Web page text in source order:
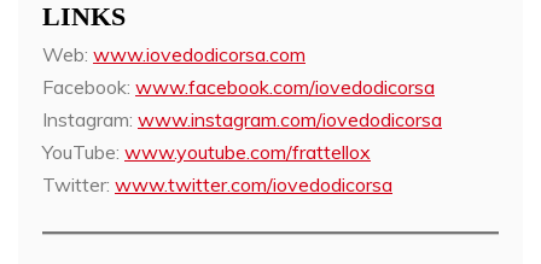
LINKS
Web: www.iovedodicorsa.com
Facebook: www.facebook.com/iovedodicorsa
Instagram: www.instagram.com/iovedodicorsa
YouTube: www.youtube.com/frattellox
Twitter: www.twitter.com/iovedodicorsa